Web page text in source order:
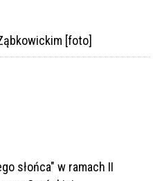
[foto]
słońca" w ramach II